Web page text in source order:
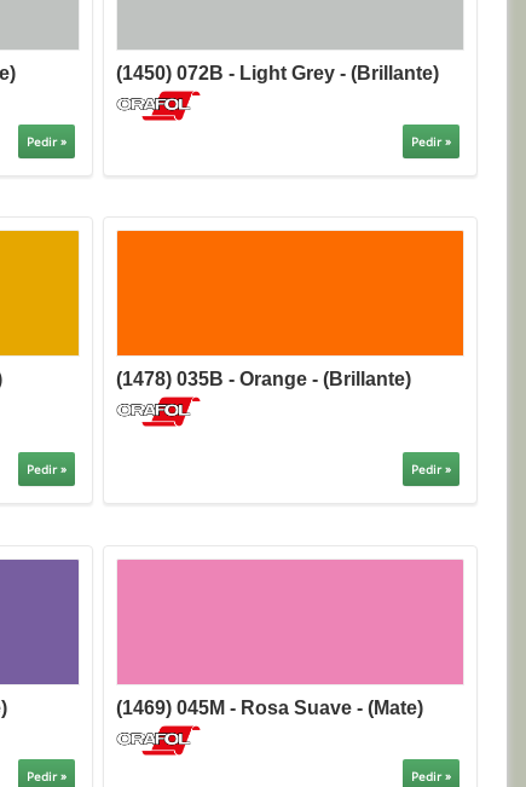
Pedir »
(1450) 072B - Light Grey - (Brillante)
Pedir »
Pedir »
(1478) 035B - Orange - (Brillante)
Pedir »
Pedir »
(1469) 045M - Rosa Suave - (Mate)
Pedir »